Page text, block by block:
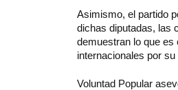
Asimismo, el partido
dichas diputadas, las
demuestran lo que es
internacionales por
Voluntad Popular